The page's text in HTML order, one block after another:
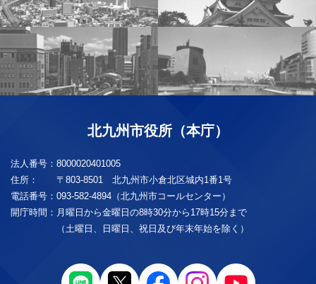
北九州市役所（本庁）
法人番号： 8000020401005
住所：
〒803-8501 北九州市小倉北区城内1番1号
電話番号： 093-582-4894（北九州市コールセンター）
開庁時間： 月曜日から金曜日の8時30分から17時15分まで
（土曜日、日曜日、祝日及び年末年始を除く）